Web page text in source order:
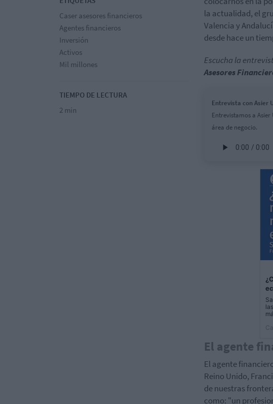
Caser asesores financieros
Agentes financieros
Inversión
Activos
Mil millones
TIEMPO DE LECTURA
2 min
la actualidad, el
Valencia y
desde hace un
Escucha la
Asesores
Entrevista con Asier
Entrevistamos a
área de negocio.
El agente
El agente
Reino Unido,
de nuestras
como: "un